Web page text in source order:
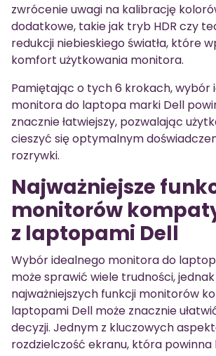
zwrócenie uwagi na kalibrację
dodatkowe, takie jak tryb HDR czy
redukcji niebieskiego światła, które
komfort użytkowania monitora.
Pamiętając o tych 6 krokach, wybór
monitora do laptopa marki Dell
znacznie łatwiejszy, pozwalając
cieszyć się optymalnym
rozrywki.
Najważniejsze
monitorów
z laptopami Dell
Wybór idealnego monitora do
może sprawić wiele trudności,
najważniejszych funkcji monitorów
laptopami Dell może znacznie
decyzji. Jednym z kluczowych
rozdzielczość ekranu, która powinna